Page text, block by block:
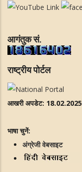
आगंतुक सं.
राष्ट्रीय पोर्टल
आखरी अपडेट: 18.02.2025
भाषा चुनें:
अंग्रेजी वेबसाइट